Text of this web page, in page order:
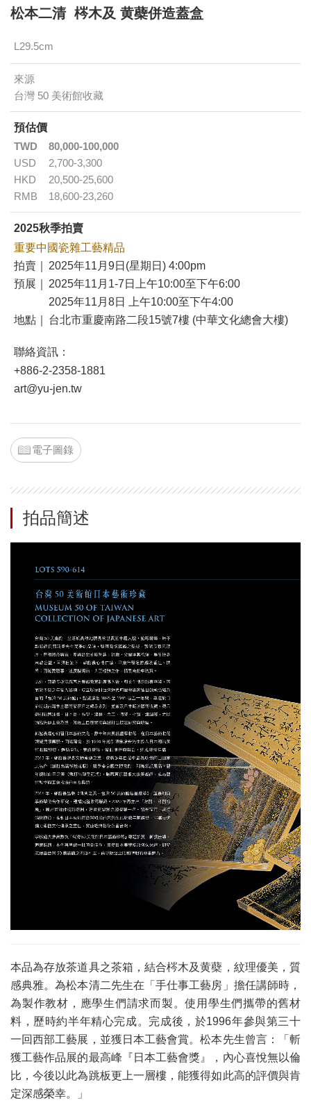
松本二清 梣木及 黄蘗併造蓋盒
L29.5cm
來源
台灣 50 美術館收藏
預估價
TWD
80,000-100,000
USD
2,700-3,300
HKD
20,500-25,600
RMB
18,600-23,260
2025秋季拍賣
重要中國瓷雜工藝精品
拍賣｜
2025年11月9日(星期日) 4:00pm
預展｜
2025年11月1-7日上午10:00至下午6:00
2025年11月8日 上午10:00至下午4:00
地點｜
台北市重慶南路二段15號7樓 (中華文化總會大樓)
聯絡資訊：
+886-2-2358-1881
art@yu-jen.tw
電子圖錄
拍品簡述
本品為存放茶道具之茶箱，結合梣木及黄蘗，紋理優美，質
感典雅。為松本清二先生在「手仕事工藝房」擔任講師時，
為製作教材，應學生們請求而製。使用學生們攜帶的舊材
料，歷時約半年精心完成。完成後，於1996年參與第三十
一回西部工藝展，並獲日本工藝會賞。松本先生曾言：「斬
獲工藝作品展的最高峰『日本工藝會獎』，內心喜悅無以倫
比，今後以此為跳板更上一層樓，能獲得如此高的評價與肯
定深感榮幸。」